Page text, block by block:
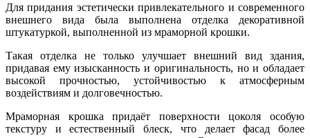
Для придания эстетически привлекательного и современного
внешнего вида была выполнена отделка декоративной
штукатуркой, выполненной из мраморной крошки.
Такая отделка не только улучшает внешний вид здания,
придавая ему изысканность и оригинальность, но и обладает
высокой прочностью, устойчивостью к атмосферным
воздействиям и долговечностью.
Мраморная крошка придаёт поверхности цоколя особую
текстуру и естественный блеск, что делает фасад более